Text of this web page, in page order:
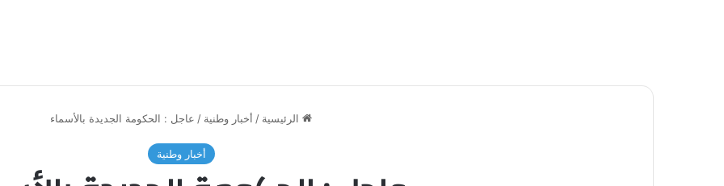
الرئيسية / أخبار وطنية / عاجل : الحكومة الجديدة بالأسماء
أخبار وطنية